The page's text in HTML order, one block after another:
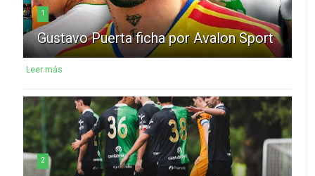
1
Gustavo Puerta ficha por Avalon Sport
Leer más
2